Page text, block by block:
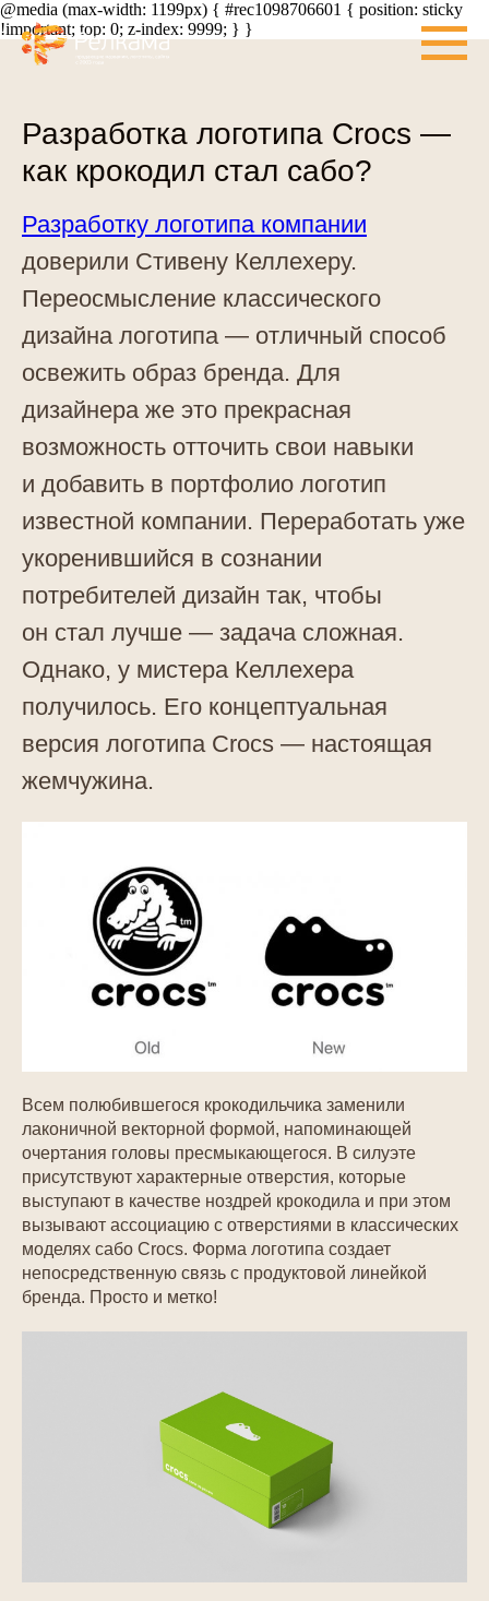
@media (max-width: 1199px) { #rec1098706601 { position: sticky
!important; top: 0; z-index: 9999; } }
Разработка логотипа Crocs —
как крокодил стал сабо?
Разработку логотипа компании
доверили Стивену Келлехеру.
Переосмысление классического
дизайна логотипа — отличный способ
освежить образ бренда. Для
дизайнера же это прекрасная
возможность отточить свои навыки
и добавить в портфолио логотип
известной компании. Переработать уже
укоренившийся в сознании
потребителей дизайн так, чтобы
он стал лучше — задача сложная.
Однако, у мистера Келлехера
получилось. Его концептуальная
версия логотипа Crocs — настоящая
жемчужина.
Всем полюбившегося крокодильчика заменили
лаконичной векторной формой, напоминающей
очертания головы пресмыкающегося. В силуэте
присутствуют характерные отверстия, которые
выступают в качестве ноздрей крокодила и при этом
вызывают ассоциацию с отверстиями в классических
моделях сабо Crocs. Форма логотипа создает
непосредственную связь с продуктовой линейкой
бренда. Просто и метко!